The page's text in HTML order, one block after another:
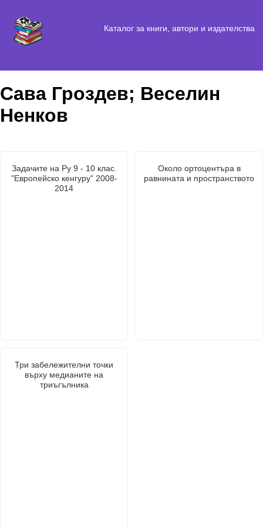
Каталог за книги, автори и издателства
Сава Гроздев; Веселин
Ненков
Задачите на Ру 9 - 10 клас.
"Европейско кенгуру" 2008-
2014
Около ортоцентъра в
равнината и пространството
Три забележителни точки
върху медианите на
триъгълника